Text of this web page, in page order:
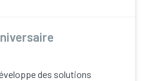
des solutions